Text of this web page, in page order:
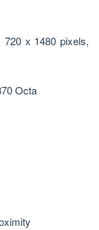
x 1480 pixels,
Octa